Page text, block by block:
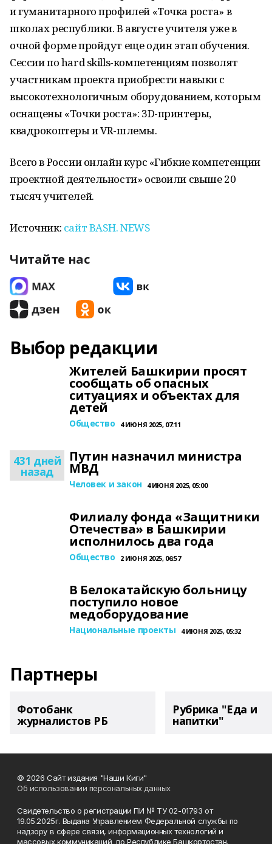
и гуманитарного профилей «Точка роста» в
школах республики. В августе учителя уже в
очной форме пройдут еще один этап обучения.
Сессии по hard skills-компетенциям позволят
участникам проекта приобрести навыки с
высокотехнологичным оборудованием, которым
оснащены «Точки роста»: 3D-принтеры,
квадрокоптеры и VR-шлемы.
Всего в России онлайн курс «Гибкие компетенции
проектной деятельности» освоили свыше 20
тысяч учителей.
Источник: сайт ВАSH. NEWS
Читайте нас
Выбор редакции
Жителей Башкирии просят
сообщать об опасных
ситуациях и объектах для
детей
Общество 4 ИЮНЯ 2025, 07:11
431 дней
назад
Путин назначил министра
МВД
Человек и закон 4 ИЮНЯ 2025, 05:00
Филиалу фонда «Защитники
Отечества» в Башкирии
исполнилось два года
Общество 2 ИЮНЯ 2025, 06:57
В Белокатайскую больницу
поступило новое
медоборудование
Национальные проекты 4 ИЮНЯ 2025, 05:32
Партнеры
Фотобанк
журналистов РБ
Рубрика "Еда и
напитки"
© 2026 Сайт издания "Наши Киги"
Об использовании персональных данных
Свидетельство о регистрации ПИ № ТУ 02-01793 от
19.05.2025г. Выдана Управлением Федеральной службы по
надзору в сфере связи, информационных технологий и
массовых коммуникаций по Республике Башкортостан.